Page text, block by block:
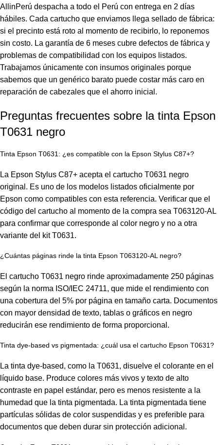
AllinPerú despacha a todo el Perú con entrega en 2 días
hábiles. Cada cartucho que enviamos llega sellado de fábrica:
si el precinto está roto al momento de recibirlo, lo reponemos
sin costo. La garantía de 6 meses cubre defectos de fábrica y
problemas de compatibilidad con los equipos listados.
Trabajamos únicamente con insumos originales porque
sabemos que un genérico barato puede costar más caro en
reparación de cabezales que el ahorro inicial.
Preguntas frecuentes sobre la tinta Epson
T0631 negro
Tinta Epson T0631: ¿es compatible con la Epson Stylus C87+?
La Epson Stylus C87+ acepta el cartucho T0631 negro
original. Es uno de los modelos listados oficialmente por
Epson como compatibles con esta referencia. Verificar que el
código del cartucho al momento de la compra sea T063120-AL
para confirmar que corresponde al color negro y no a otra
variante del kit T0631.
¿Cuántas páginas rinde la tinta Epson T063120-AL negro?
El cartucho T0631 negro rinde aproximadamente 250 páginas
según la norma ISO/IEC 24711, que mide el rendimiento con
una cobertura del 5% por página en tamaño carta. Documentos
con mayor densidad de texto, tablas o gráficos en negro
reducirán ese rendimiento de forma proporcional.
Tinta dye-based vs pigmentada: ¿cuál usa el cartucho Epson T0631?
La tinta dye-based, como la T0631, disuelve el colorante en el
líquido base. Produce colores más vivos y texto de alto
contraste en papel estándar, pero es menos resistente a la
humedad que la tinta pigmentada. La tinta pigmentada tiene
partículas sólidas de color suspendidas y es preferible para
documentos que deben durar sin protección adicional.